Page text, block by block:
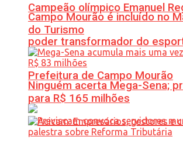
Campeão olímpico Emanuel
poder transformador do
Prefeitura de Campo Mourão
Campo Mourão é incluído no
do Turismo
Ninguém acerta Mega-Sena;
para R$ 165 milhões